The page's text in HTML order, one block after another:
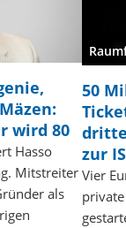
wird 80
Hasso
Mitstreiter
als
50
zur
Vier